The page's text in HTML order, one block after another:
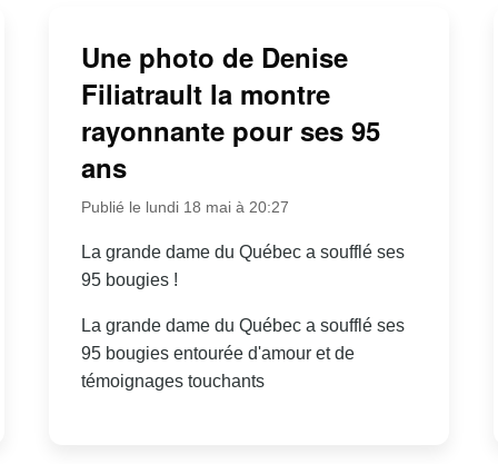
Une photo de Denise
Filiatrault la montre
rayonnante pour ses 95
ans
Publié le lundi 18 mai à 20:27
La grande dame du Québec a soufflé ses
95 bougies !
La grande dame du Québec a soufflé ses
95 bougies entourée d'amour et de
témoignages touchants